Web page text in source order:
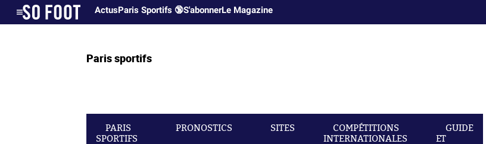
ActusParis Sportifs 🔞S'abonnerLe Magazine
Paris sportifs
PARIS
SPORTIFS
PRONOSTICS SITES
COMPÉTITIONS
INTERNATIONALES
GUIDE
ET